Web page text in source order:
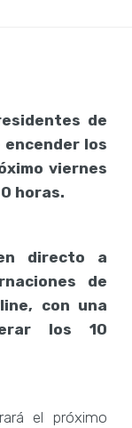
de
encender los
viernes
horas.
directo a
de
con una
los 10
el próximo